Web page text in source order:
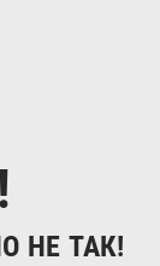
НЕ ТАК!